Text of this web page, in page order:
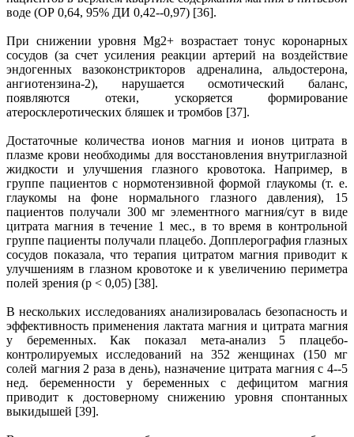
воде (ОР 0,64, 95% ДИ 0,42--0,97) [36].
При снижении уровня Mg2+ возрастает тонус коронарных
сосудов (за счет усиления реакции артерий на воздействие
эндогенных вазоконстрикторов адреналина, альдостерона,
ангиотензина-2), нарушается осмотический баланс,
появляются отеки, ускоряется формирование
атеросклеротических бляшек и тромбов [37].
Достаточные количества ионов магния и ионов цитрата в
плазме крови необходимы для восстановления внутриглазной
жидкости и улучшения глазного кровотока. Например, в
группе пациентов с нормотензивной формой глаукомы (т. е.
глаукомы на фоне нормального глазного давления), 15
пациентов получали 300 мг элементного магния/сут в виде
цитрата магния в течение 1 мес., в то время в контрольной
группе пациенты получали плацебо. Допплерография глазных
сосудов показала, что терапия цитратом магния приводит к
улучшениям в глазном кровотоке и к увеличению периметра
полей зрения (р < 0,05) [38].
В нескольких исследованиях анализировалась безопасность и
эффективность применения лактата магния и цитрата магния
у беременных. Как показал мета-анализ 5 плацебо-
контролируемых исследований на 352 женщинах (150 мг
солей магния 2 раза в день), назначение цитрата магния с 4--5
нед. беременности у беременных с дефицитом магния
приводит к достоверному снижению уровня спонтанных
выкидышей [39].